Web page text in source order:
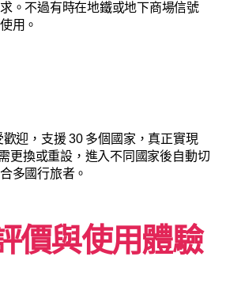
。不過有時在地鐵或地下商場信號
用。
迎，支援 30 多個國家，真正實現
更換或重設，進入不同國家後自動切
多國行旅者。
價與使用體驗